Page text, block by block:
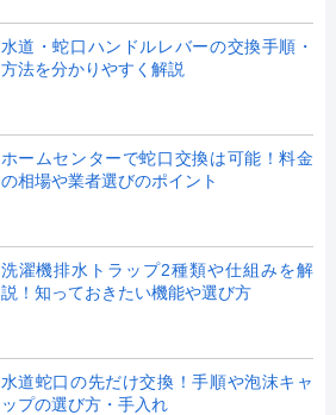
水道・蛇口ハンドルレバーの交換手順・
方法を分かりやすく解説
ホームセンターで蛇口交換は可能！料金
の相場や業者選びのポイント
洗濯機排水トラップ2種類や仕組みを解
説！知っておきたい機能や選び方
水道蛇口の先だけ交換！手順や泡沫キャ
ップの選び方・手入れ